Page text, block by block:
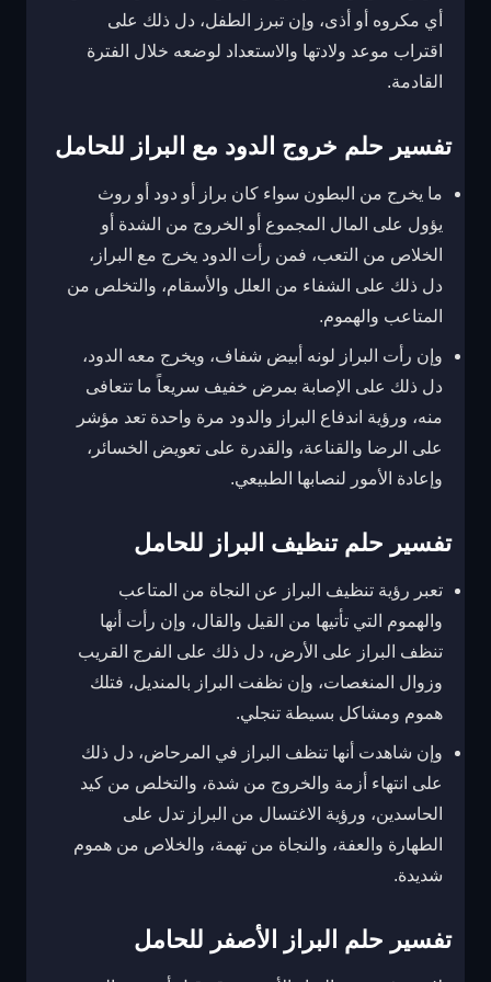
أي مكروه أو أذى، وإن تبرز الطفل، دل ذلك على
اقتراب موعد ولادتها والاستعداد لوضعه خلال الفترة
القادمة.
تفسير حلم خروج الدود مع البراز للحامل
ما يخرج من البطون سواء كان براز أو دود أو روث
يؤول على المال المجموع أو الخروج من الشدة أو
الخلاص من التعب، فمن رأت الدود يخرج مع البراز،
دل ذلك على الشفاء من العلل والأسقام، والتخلص من
المتاعب والهموم.
وإن رأت البراز لونه أبيض شفاف، ويخرج معه الدود،
دل ذلك على الإصابة بمرض خفيف سريعاً ما تتعافى
منه، ورؤية اندفاع البراز والدود مرة واحدة تعد مؤشر
على الرضا والقناعة، والقدرة على تعويض الخسائر،
وإعادة الأمور لنصابها الطبيعي.
تفسير حلم تنظيف البراز للحامل
تعبر رؤية تنظيف البراز عن النجاة من المتاعب
والهموم التي تأتيها من القيل والقال، وإن رأت أنها
تنظف البراز على الأرض، دل ذلك على الفرج القريب
وزوال المنغصات، وإن نظفت البراز بالمنديل، فتلك
هموم ومشاكل بسيطة تنجلي.
وإن شاهدت أنها تنظف البراز في المرحاض، دل ذلك
على انتهاء أزمة والخروج من شدة، والتخلص من كيد
الحاسدين، ورؤية الاغتسال من البراز تدل على
الطهارة والعفة، والنجاة من تهمة، والخلاص من هموم
شديدة.
تفسير حلم البراز الأصفر للحامل